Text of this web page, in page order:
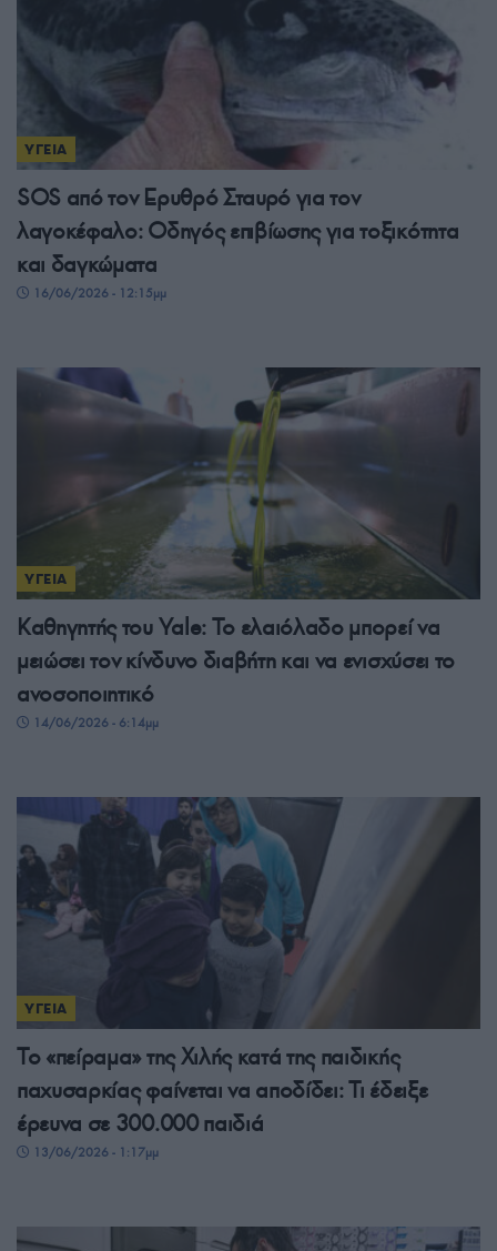
ΥΓΕΙΑ
SOS από τον Ερυθρό Σταυρό για τον
λαγοκέφαλο: Οδηγός επιβίωσης για τοξικότητα
και δαγκώματα
16/06/2026 - 12:15μμ
ΥΓΕΙΑ
Καθηγητής του Yale: Το ελαιόλαδο μπορεί να
μειώσει τον κίνδυνο διαβήτη και να ενισχύσει το
ανοσοποιητικό
14/06/2026 - 6:14μμ
ΥΓΕΙΑ
Το «πείραμα» της Χιλής κατά της παιδικής
παχυσαρκίας φαίνεται να αποδίδει: Τι έδειξε
έρευνα σε 300.000 παιδιά
13/06/2026 - 1:17μμ